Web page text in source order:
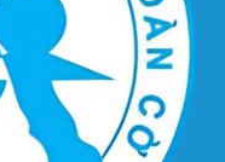
Bình Thạnh